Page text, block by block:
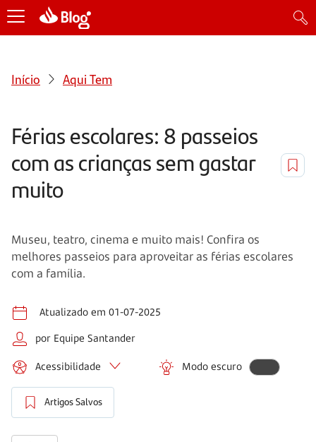
Início Aqui Tem
Férias escolares: 8 passeios
com as crianças sem gastar
muito
Museu, teatro, cinema e muito mais! Confira os
melhores passeios para aproveitar as férias escolares
com a família.
Atualizado em 01-07-2025
por Equipe Santander
Acessibilidade Modo escuro
Artigos Salvos